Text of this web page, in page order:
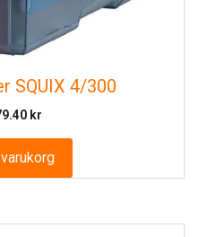
SQUIX 4/300
kr